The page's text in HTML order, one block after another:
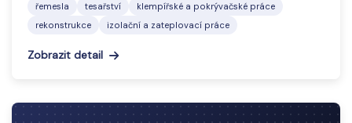
řemesla tesařství
klempířské a pokrývačské práce
rekonstrukce
izolační a zateplovací práce
Zobrazit detail